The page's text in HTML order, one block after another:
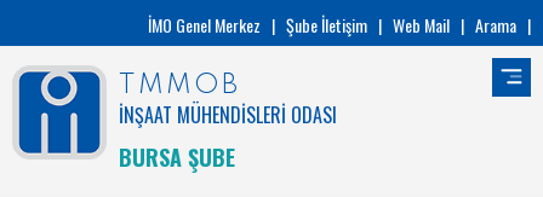
İMO Genel Merkez | Şube İletişim | Web Mail | Arama |
TMMOB
İNŞAAT MÜHENDİSLERİ ODASI
BURSA ŞUBE